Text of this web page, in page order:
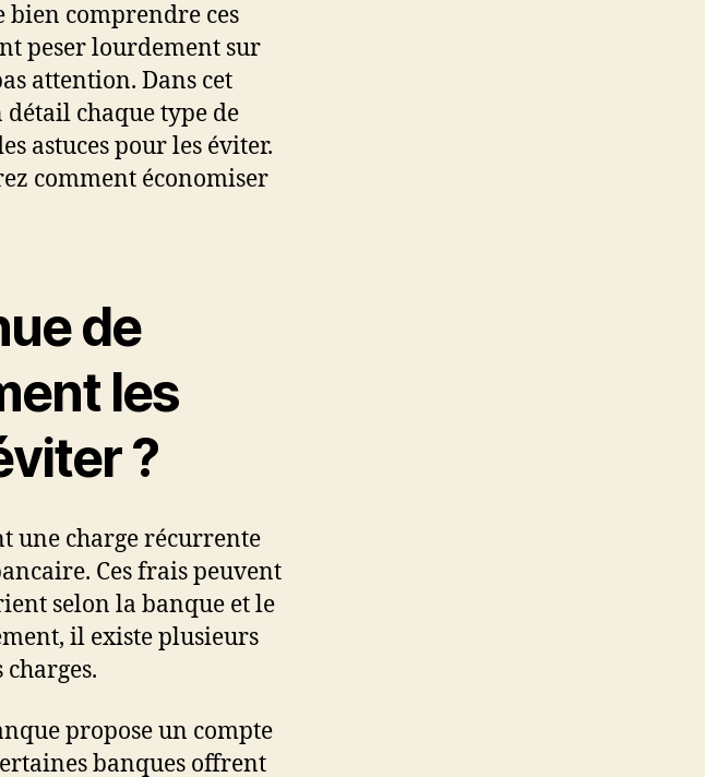
bien comprendre ces
peser lourdement sur
attention. Dans cet
chaque type de
astuces pour les éviter.
comment économiser
de
les
?
une charge récurrente
Ces frais peuvent
selon la banque et le
il existe plusieurs
propose un compte
banques offrent